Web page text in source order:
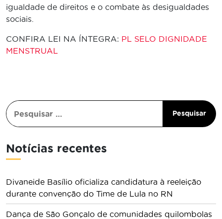
igualdade de direitos e o combate às desigualdades
sociais.
CONFIRA LEI NA ÍNTEGRA: PL SELO DIGNIDADE
MENSTRUAL
Notícias recentes
Divaneide Basílio oficializa candidatura à reeleição
durante convenção do Time de Lula no RN
Dança de São Gonçalo de comunidades quilombolas